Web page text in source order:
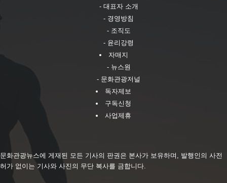
- 대표자 소개
- 경영방침
- 조직도
- 윤리강령
자매지
- 뉴스원
- 문화관광저널
독자제보
구독신청
사업제휴
문화관광뉴스에 게재된 모든 기사의 판권은 본사가 보유하며, 발행인의 사전
허가 없이는 기사와 사진의 무단 복사를 금합니다.